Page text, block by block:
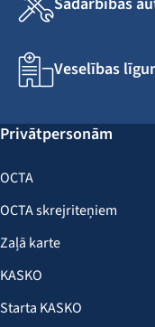
Veselības
Privātpersonām
OCTA
OCTA skrejriteņiem
Zaļā karte
KASKO
Starta KASKO